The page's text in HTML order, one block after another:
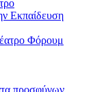
Εκπαίδευση
Φόρουμ
προσφύγων